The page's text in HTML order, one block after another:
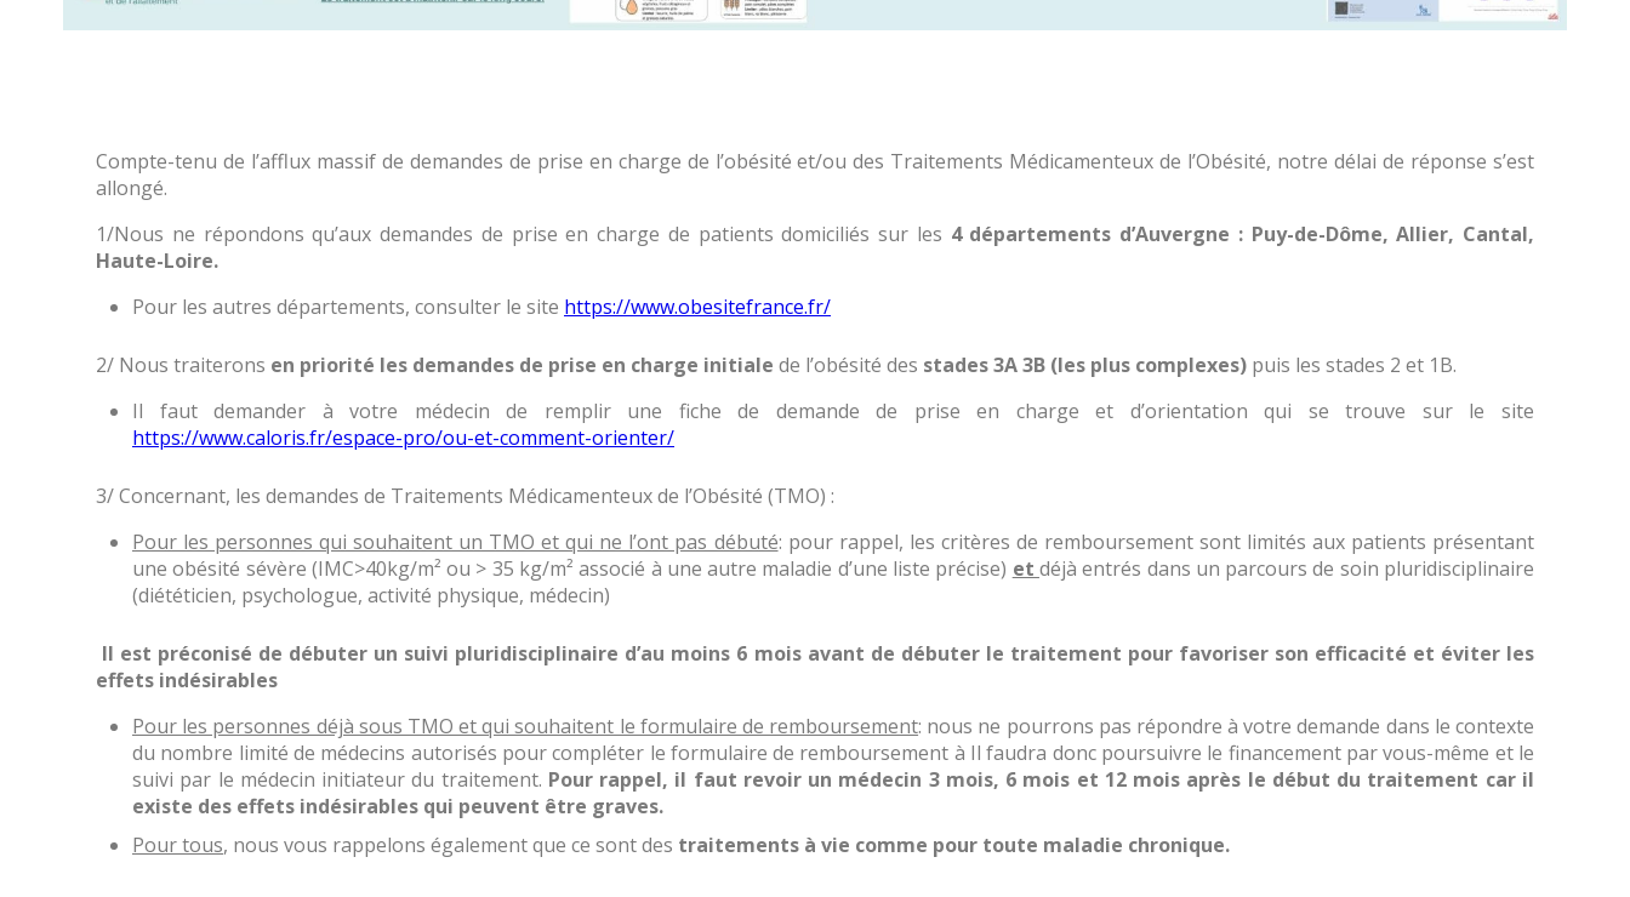
Compte-tenu de l’afflux massif de demandes de prise en charge de l’obésité et/ou des Traitements Médicamenteux de l’Obésité, notre délai de réponse s’est
allongé.
1/Nous ne répondons qu’aux demandes de prise en charge de patients domiciliés sur les 4 départements d’Auvergne : Puy-de-Dôme, Allier, Cantal,
Haute-Loire.
Pour les autres départements, consulter le site https://www.obesitefrance.fr/
2/ Nous traiterons en priorité les demandes de prise en charge initiale de l’obésité des stades 3A 3B (les plus complexes) puis les stades 2 et 1B.
Il faut demander à votre médecin de remplir une fiche de demande de prise en charge et d’orientation qui se trouve sur le site
https://www.caloris.fr/espace-pro/ou-et-comment-orienter/
3/ Concernant, les demandes de Traitements Médicamenteux de l’Obésité (TMO) :
Pour les personnes qui souhaitent un TMO et qui ne l’ont pas débuté: pour rappel, les critères de remboursement sont limités aux patients présentant
une obésité sévère (IMC>40kg/m² ou > 35 kg/m² associé à une autre maladie d’une liste précise) et déjà entrés dans un parcours de soin pluridisciplinaire
(diététicien, psychologue, activité physique, médecin)
Il est préconisé de débuter un suivi pluridisciplinaire d’au moins 6 mois avant de débuter le traitement pour favoriser son efficacité et éviter les
effets indésirables
Pour les personnes déjà sous TMO et qui souhaitent le formulaire de remboursement: nous ne pourrons pas répondre à votre demande dans le contexte
du nombre limité de médecins autorisés pour compléter le formulaire de remboursement à Il faudra donc poursuivre le financement par vous-même et le
suivi par le médecin initiateur du traitement. Pour rappel, il faut revoir un médecin 3 mois, 6 mois et 12 mois après le début du traitement car il
existe des effets indésirables qui peuvent être graves.
Pour tous, nous vous rappelons également que ce sont des traitements à vie comme pour toute maladie chronique.